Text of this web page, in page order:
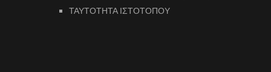
ΤΑΥΤΟΤΗΤΑ ΙΣΤΟΤΟΠΟΥ